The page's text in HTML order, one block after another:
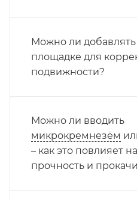
Можно ли добавлять
площадке для
подвижности?
Можно ли вводить
микрокремнезём
– как это повлияет
прочность и